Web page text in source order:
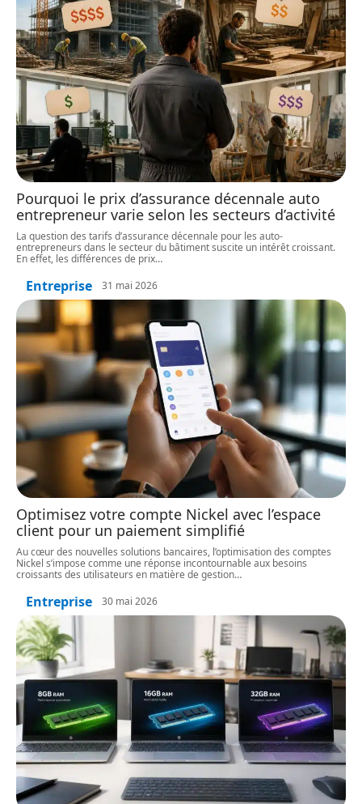
Pourquoi le prix d’assurance décennale auto
entrepreneur varie selon les secteurs d’activité
La question des tarifs d’assurance décennale pour les auto-
entrepreneurs dans le secteur du bâtiment suscite un intérêt croissant.
En effet, les différences de prix…
Entreprise 31 mai 2026
Optimisez votre compte Nickel avec l’espace
client pour un paiement simplifié
Au cœur des nouvelles solutions bancaires, l’optimisation des comptes
Nickel s’impose comme une réponse incontournable aux besoins
croissants des utilisateurs en matière de gestion…
Entreprise 30 mai 2026